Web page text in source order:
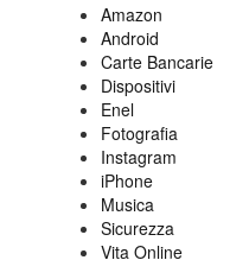
Amazon
Android
Carte Bancarie
Dispositivi
Enel
Fotografia
Instagram
iPhone
Musica
Sicurezza
Vita Online